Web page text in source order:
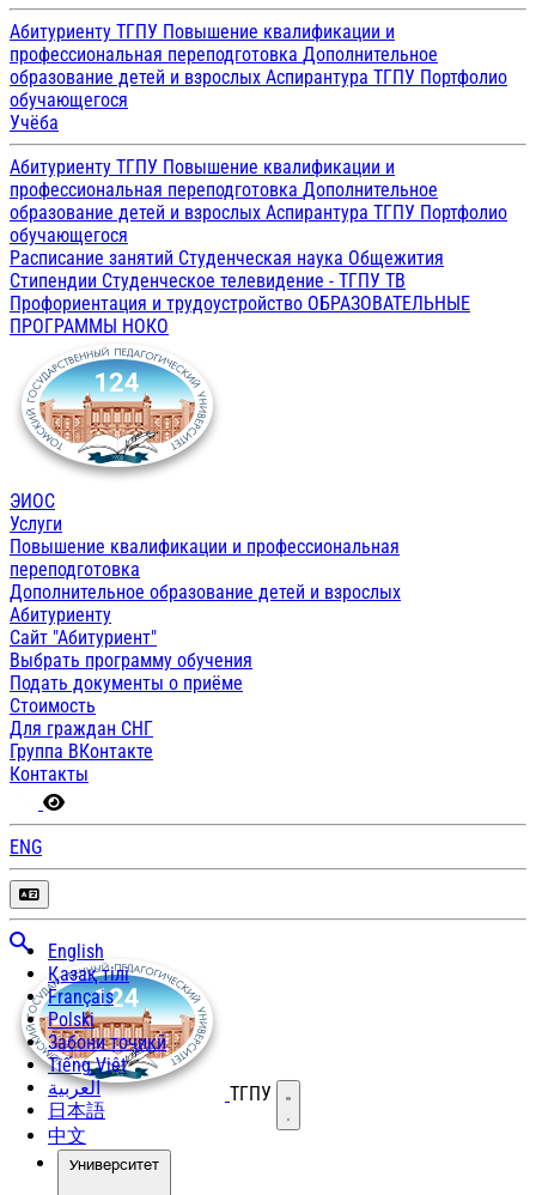
Абитуриенту ТГПУ Повышение квалификации и
профессиональная переподготовка Дополнительное
образование детей и взрослых Аспирантура ТГПУ Портфолио
обучающегося
Учёба
Абитуриенту ТГПУ Повышение квалификации и
профессиональная переподготовка Дополнительное
образование детей и взрослых Аспирантура ТГПУ Портфолио
обучающегося
Расписание занятий Студенческая наука Общежития
Стипендии Студенческое телевидение - ТГПУ ТВ
Профориентация и трудоустройство ОБРАЗОВАТЕЛЬНЫЕ
ПРОГРАММЫ НОКО
ЭИОС
Услуги
Повышение квалификации и профессиональная
переподготовка
Дополнительное образование детей и взрослых
Абитуриенту
Сайт "Абитуриент"
Выбрать программу обучения
Подать документы о приёме
Стоимость
Для граждан СНГ
Группа ВКонтакте
Контакты
ENG
English
Қазақ тілі
Français
Polski
Забони тоҷикӣ
Tiếng Việt
العربية
日本語
中文
ТГПУ Открыть меню
Университет